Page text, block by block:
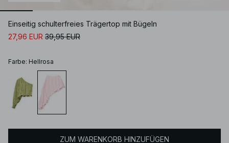
Einseitig schulterfreies Trägertop mit Bügeln
27,96 EUR 39,95 EUR
Farbe: Hellrosa
ZUM WARENKORB HINZUFÜGEN